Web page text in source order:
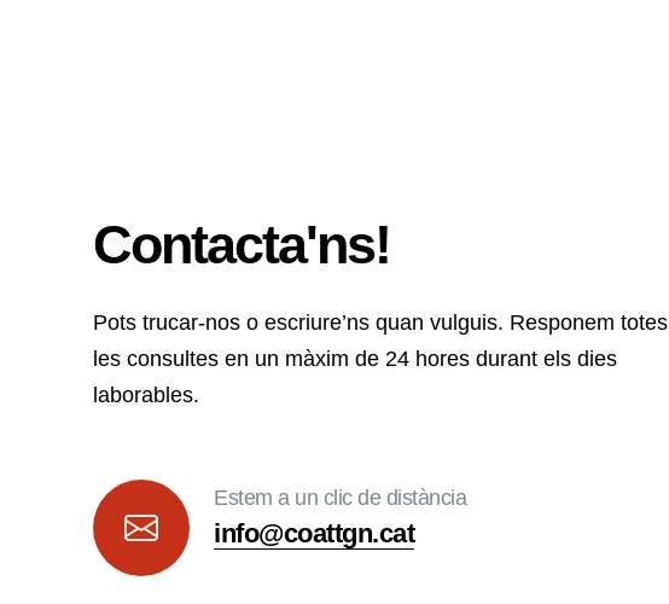
Contacta'ns!
Pots trucar-nos o escriure’ns quan vulguis. Responem totes
les consultes en un màxim de 24 hores durant els dies
laborables.
Estem a un clic de distància
info@coattgn.cat